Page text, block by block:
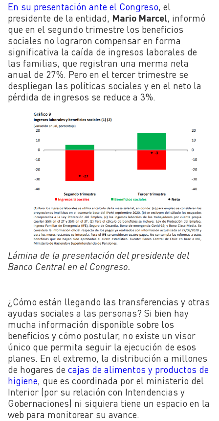
En su presentación ante el Congreso, el
presidente de la entidad, Mario Marcel, informó
que en el segundo trimestre los beneficios
sociales no lograron compensar en forma
significativa la caída de ingresos laborales de
las familias, que registran una merma neta
anual de 27%. Pero en el tercer trimestre se
despliegan las políticas sociales y en el neto la
pérdida de ingresos se reduce a 3%.
Lámina de la presentación del presidente del
Banco Central en el Congreso.
¿Cómo están llegando las transferencias y otras
ayudas sociales a las personas? Si bien hay
mucha información disponible sobre los
beneficios y cómo postular, no existe un visor
único que permita seguir la ejecución de esos
planes. En el extremo, la distribución a millones
de hogares de cajas de alimentos y productos de
higiene, que es coordinada por el ministerio del
Interior (por su relación con Intendencias y
Gobernaciones) ni siquiera tiene un espacio en la
web para monitorear su avance.